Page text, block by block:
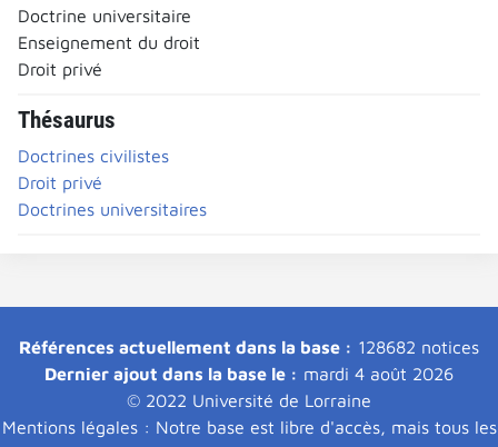
Doctrine universitaire
Enseignement du droit
Droit privé
Thésaurus
Doctrines civilistes
Droit privé
Doctrines universitaires
Références actuellement dans la base : 128682 notices
Dernier ajout dans la base le : mardi 4 août 2026
© 2022 Université de Lorraine
Mentions légales : Notre base est libre d'accès, mais tous les